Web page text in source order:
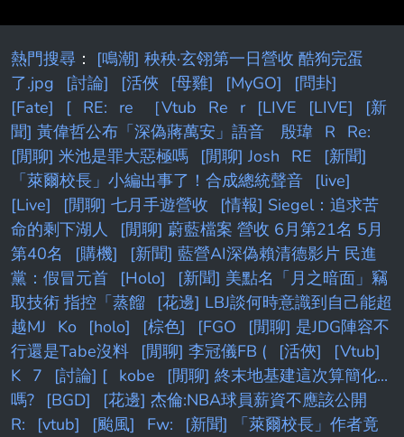
熱門搜尋 ： [鳴潮] 秧秧·玄翎第一日營收 酷狗完蛋
了.jpg
[討論] [活俠 [母雞] [MyGO]
[問卦]
[Fate]
[ RE: re ［Vtub Re r [LIVE [LIVE]
[新
聞] 黃偉哲公布「深偽蔣萬安」語音 殷瑋 R
Re:
[閒聊] 米池是罪大惡極嗎
[閒聊] Josh RE
[新聞]
「萊爾校長」小編出事了！合成總統聲音
[live]
[Live]
[閒聊] 七月手遊營收
[情報] Siegel：追求苦
命的剩下湖人
[閒聊] 蔚藍檔案 營收 6月第21名 5月
第40名
[購機]
[新聞] 藍營AI深偽賴清德影片 民進
黨：假冒元首
[Holo]
[新聞] 美點名「月之暗面」竊
取技術 指控「蒸餾
[花邊] LBJ談何時意識到自己能超
越MJ
Ko [holo] [棕色] [FGO
[閒聊] 是JDG陣容不
行還是Tabe沒料
[閒聊] 李冠儀FB ( [活俠]
[Vtub]
K 7 [討論] [ kobe
[閒聊] 終末地基建這次算簡化...
嗎?
[BGD]
[花邊] 杰倫:NBA球員薪資不應該公開
R:
[vtub] [颱風] Fw:
[新聞] 「萊爾校長」作者竟